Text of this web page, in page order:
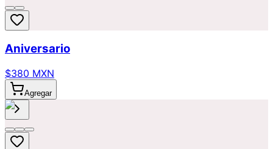
Aniversario
$380 MXN
Agregar